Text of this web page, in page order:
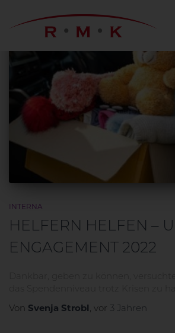
INTERNA
HELFERN HELFEN –
ENGAGEMENT 2022
Von Svenja Strobl , vor 3 Jahren